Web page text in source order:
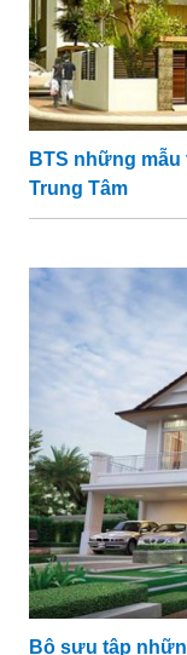
BTS những mẫu
Trung Tâm
Bộ sưu tập